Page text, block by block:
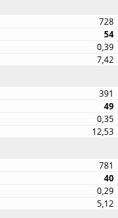
728
54
0,39
7,42
391
49
0,35
12,53
781
40
0,29
5,12